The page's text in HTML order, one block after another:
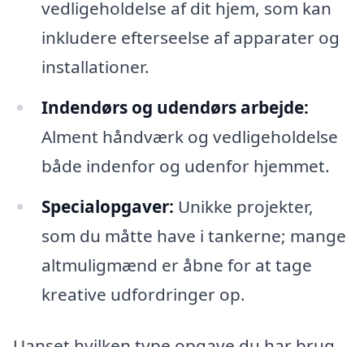
vedligeholdelse af dit hjem, som kan
inkludere efterseelse af apparater og
installationer.
Indendørs og udendørs arbejde:
Alment håndværk og vedligeholdelse
både indenfor og udenfor hjemmet.
Specialopgaver: Unikke projekter,
som du måtte have i tankerne; mange
altmuligmænd er åbne for at tage
kreative udfordringer op.